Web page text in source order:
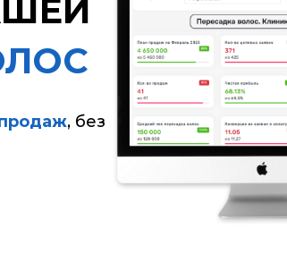
без
Прозрачная
только